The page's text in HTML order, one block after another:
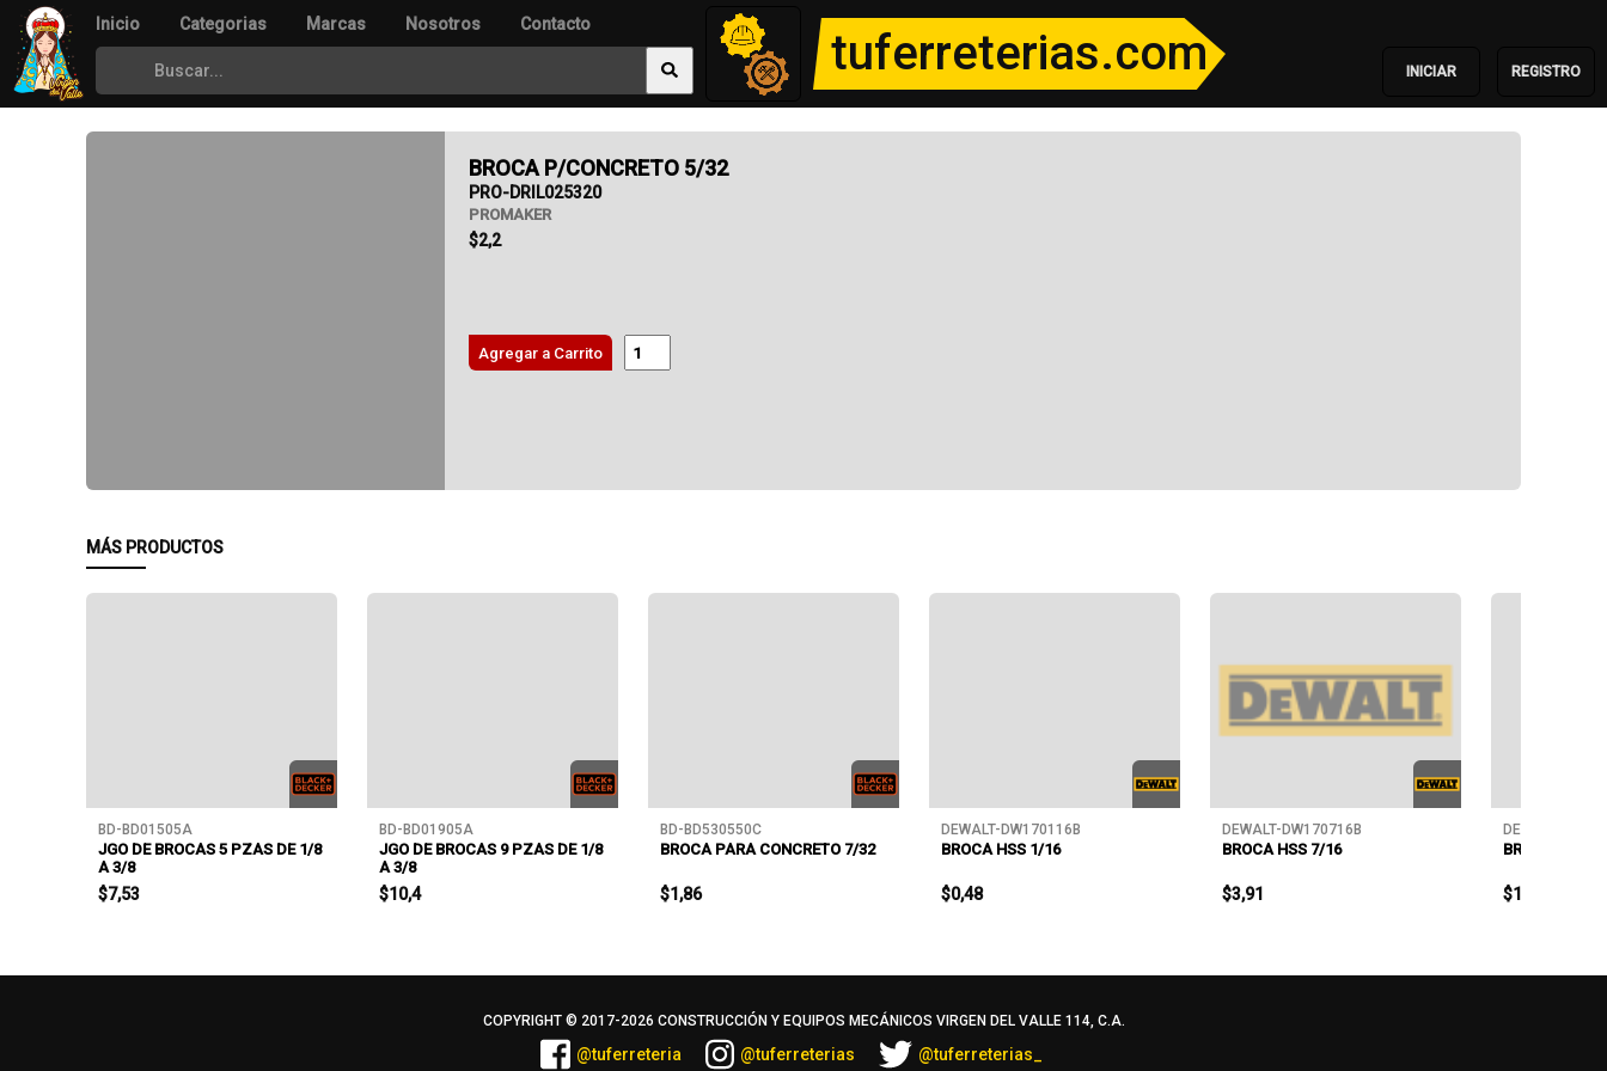
Inicio Categorias Marcas Nosotros Contacto
tuferreterias.com INICIAR REGISTRO
BROCA P/CONCRETO 5/32
PRO-DRIL025320
PROMAKER
$2,2
Agregar a Carrito
MÁS PRODUCTOS
BD-BD01505A
JGO DE BROCAS 5 PZAS DE 1/8
A 3/8
$7,53
BD-BD01905A
JGO DE BROCAS 9 PZAS DE 1/8
A 3/8
$10,4
BD-BD530550C
BROCA PARA CONCRETO 7/32
$1,86
DEWALT-DW170116B
BROCA HSS 1/16
$0,48
DEWALT-DW170716B
BROCA HSS 7/16
$3,91
DEWALT-
BROCA HSS
$1,23
COPYRIGHT © 2017-2026 CONSTRUCCIÓN Y EQUIPOS MECÁNICOS VIRGEN DEL VALLE 114, C.A.
@tuferreteria @tuferreterias @tuferreterias_